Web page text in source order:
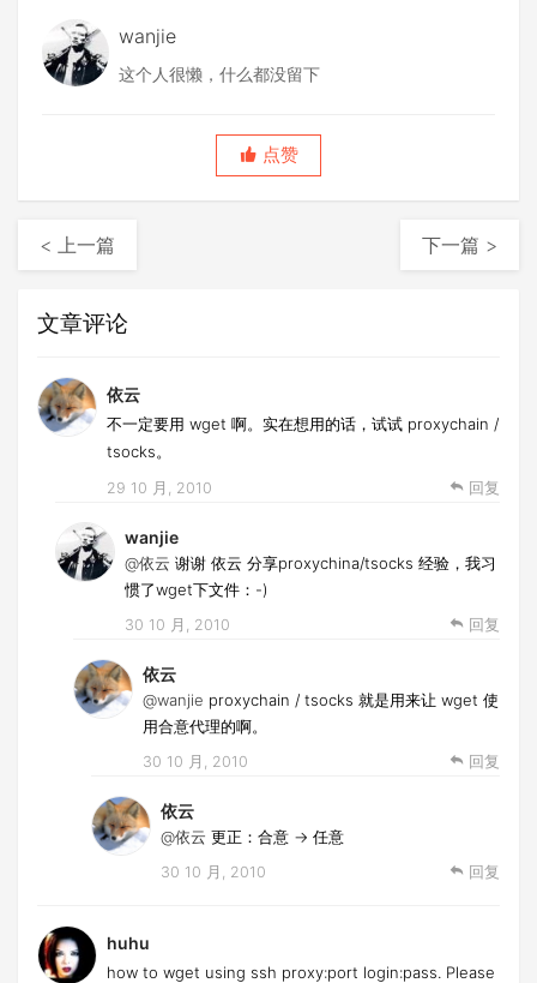
wanjie
这个人很懒，什么都没留下
点赞
< 上一篇 下一篇 >
文章评论
依云
不一定要用 wget 啊。实在想用的话，试试 proxychain /
tsocks。
29 10 月, 2010 回复
wanjie
@依云 谢谢 依云 分享proxychina/tsocks 经验，我习
惯了wget下文件：-)
30 10 月, 2010 回复
依云
@wanjie proxychain / tsocks 就是用来让 wget 使
用合意代理的啊。
30 10 月, 2010 回复
依云
@依云 更正：合意 -> 任意
30 10 月, 2010 回复
huhu
how to wget using ssh proxy:port login:pass. Please